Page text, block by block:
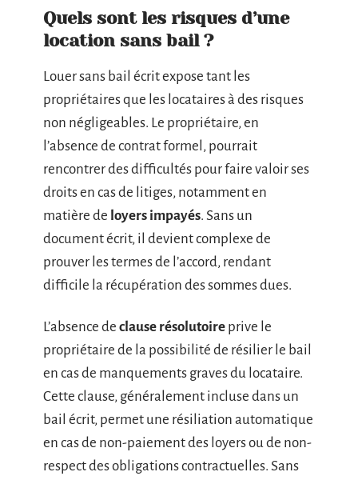
Quels sont les risques d’une
location sans bail ?
Louer sans bail écrit expose tant les
propriétaires que les locataires à des risques
non négligeables. Le propriétaire, en
l’absence de contrat formel, pourrait
rencontrer des difficultés pour faire valoir ses
droits en cas de litiges, notamment en
matière de loyers impayés. Sans un
document écrit, il devient complexe de
prouver les termes de l’accord, rendant
difficile la récupération des sommes dues.
L’absence de clause résolutoire prive le
propriétaire de la possibilité de résilier le bail
en cas de manquements graves du locataire.
Cette clause, généralement incluse dans un
bail écrit, permet une résiliation automatique
en cas de non-paiement des loyers ou de non-
respect des obligations contractuelles. Sans